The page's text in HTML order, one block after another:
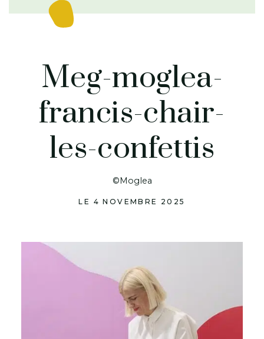
Meg-moglea-
francis-chair-
les-confettis
©Moglea
LE 4 NOVEMBRE 2025